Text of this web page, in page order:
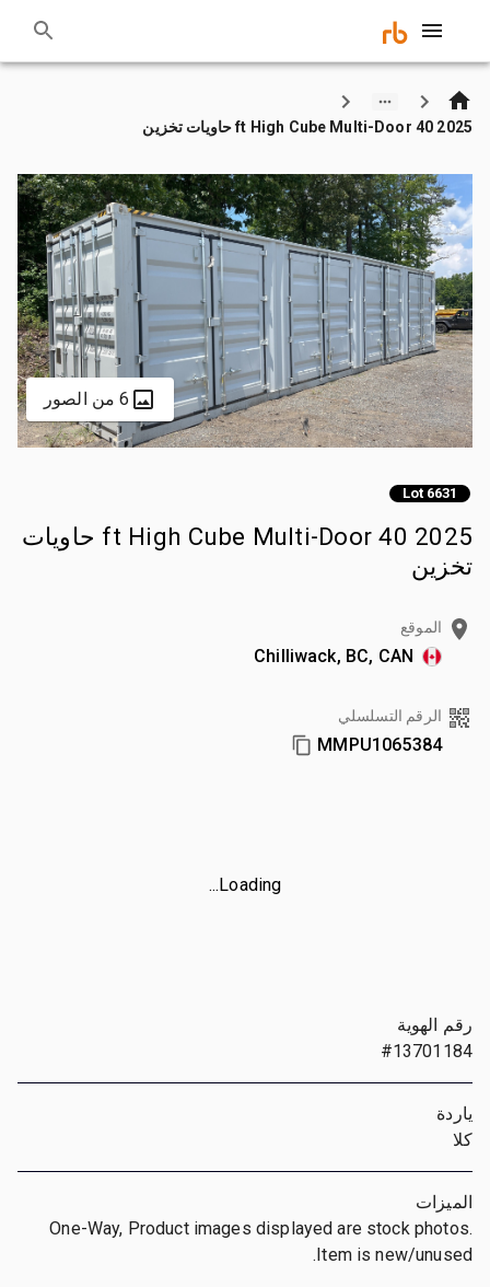
2025 40 ft High Cube Multi-Door حاويات تخزين
6 من الصور
Lot 6631
2025 40 ft High Cube Multi-Door حاويات
تخزين
الموقع
Chilliwack, BC, CAN
الرقم التسلسلي
MMPU1065384
Loading...
رقم الهوية
#13701184
ياردة
كلا
الميزات
One-Way, Product images displayed are stock photos.
Item is new/unused.